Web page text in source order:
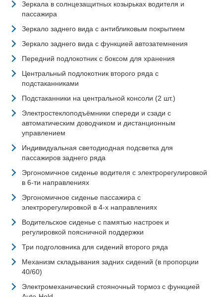
Зеркала в солнцезащитных козырьках водителя и
пассажира
Зеркало заднего вида с антибликовым покрытием
Зеркало заднего вида с функцией автозатемнения
Передний подлокотник с боксом для хранения
Центральный подлокотник второго ряда с
подстаканниками
Подстаканники на центральной консоли (2 шт.)
Электростеклоподъёмники спереди и сзади с
автоматическим доводчиком и дистанционным
управлением
Индивидуальная светодиодная подсветка для
пассажиров заднего ряда
Эргономичное сиденье водителя с электрорегулировкой
в 6-ти направлениях
Эргономичное сиденье пассажира с
электрорегулировкой в 4-х направлениях
Водительское сиденье с памятью настроек и
регулировкой поясничной поддержки
Три подголовника для сидений второго ряда
Механизм складывания задних сидений (в пропорции
40/60)
Электромеханический стояночный тормоз с функцией